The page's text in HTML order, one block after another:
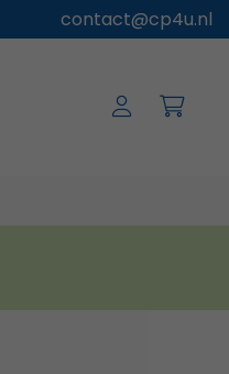
contact@cp4u.nl